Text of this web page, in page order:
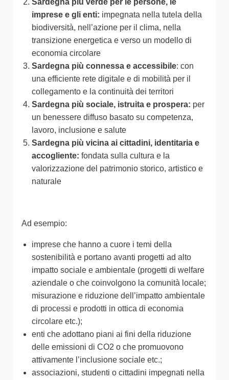
imprese e gli enti: impegnata nella tutela della
biodiversità, nell’azione per il clima, nella
transizione energetica e verso un modello di
economia circolare
Sardegna più connessa e accessibile: con
una efficiente rete digitale e di mobilità per il
collegamento e la continuità dei territori
Sardegna più sociale, istruita e prospera: per
un benessere diffuso basato su competenza,
lavoro, inclusione e salute
Sardegna più vicina ai cittadini, identitaria e
accogliente: fondata sulla cultura e la
valorizzazione del patrimonio storico, artistico e
naturale
Ad esempio:
imprese che hanno a cuore i temi della
sostenibilità e portano avanti progetti ad alto
impatto sociale e ambientale (progetti di welfare
aziendale o che coinvolgono la comunità locale;
misurazione e riduzione dell’impatto ambientale
di processi e prodotti in ottica di economia
circolare etc.);
enti che adottano piani ai fini della riduzione
delle emissioni di CO2 o che promuovono
attivamente l’inclusione sociale etc.;
associazioni, studenti o cittadini impegnati nella